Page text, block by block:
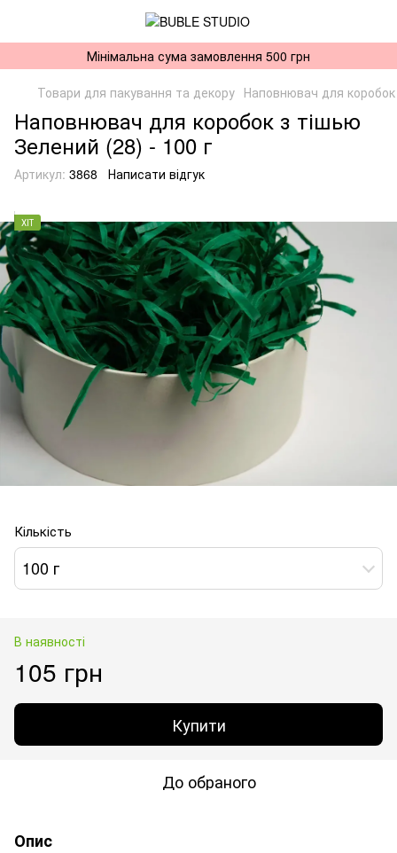
Мінімальна сума замовлення 500 грн
Товари для пакування та декору Наповнювач для
Наповнювач для коробок з тішью
Зелений (28) - 100 г
Артикул: 3868 Написати відгук
ХІТ
Кількість
100 г
В наявності
105 грн
Купити
До обраного
Опис